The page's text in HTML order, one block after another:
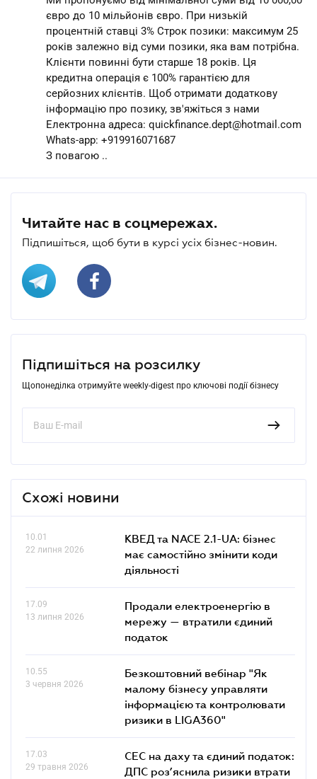
євро до 10 мільйонів євро. При низькій
процентній ставці 3% Строк позики: максимум 25
років залежно від суми позики, яка вам потрібна.
Клієнти повинні бути старше 18 років. Ця
кредитна операція є 100% гарантією для
серйозних клієнтів. Щоб отримати додаткову
інформацію про позику, зв'яжіться з нами
Електронна адреса: quickfinance.dept@hotmail.com
Whats-app: +919916071687
З повагою ..
Читайте нас в соцмережах.
Підпишіться, щоб бути в курсі усіх бізнес-новин.
Підпишіться на розсилку
Щопонеділка отримуйте weekly-digest про ключові події бізнесу
Схожі новини
10.01
22 липня 2026
КВЕД та NACE 2.1-UA: бізнес
має самостійно змінити коди
діяльності
17.09
13 липня 2026
Продали електроенергію в
мережу — втратили єдиний
податок
10.55
3 червня 2026
Безкоштовний вебінар "Як
малому бізнесу управляти
інформацією та контролювати
ризики в LIGA360"
17.03
29 травня 2026
СЕС на даху та єдиний податок:
ДПС роз’яснила ризики втрати